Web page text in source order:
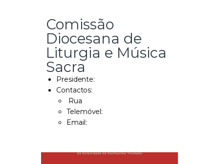
MULTIMÉDIA
SENTIR COM A IGREJA
CONTACTOS
Comissão
Diocesana de
Liturgia e Música
Sacra
Presidente:
Contactos:
Rua
Telemóvel:
Email: